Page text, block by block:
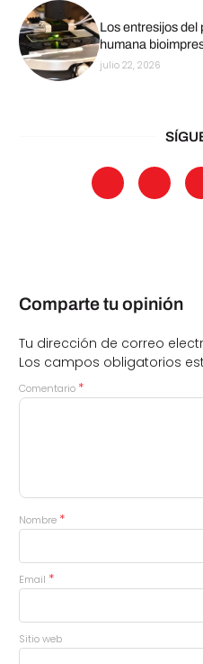
Los entresijos del
humana
julio 22, 2026
Comparte tu opinión
Tu dirección de correo
Los campos obligatorios
Comentario *
Nombre *
Email *
Sitio web